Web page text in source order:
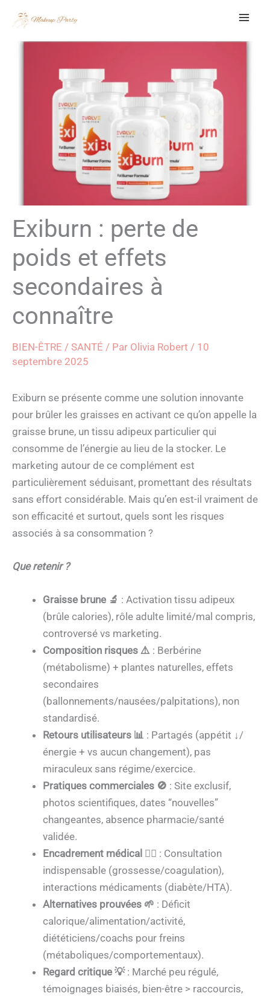
contenu
Exiburn : perte de
poids et effets
secondaires à
connaître
BIEN-ÊTRE / SANTÉ / Par Olivia Robert / 10
septembre 2025
Exiburn se présente comme une solution innovante
pour brûler les graisses en activant ce qu’on appelle la
graisse brune, un tissu adipeux particulier qui
consomme de l’énergie au lieu de la stocker. Le
marketing autour de ce complément est
particulièrement séduisant, promettant des résultats
sans effort considérable. Mais qu’en est-il vraiment de
son efficacité et surtout, quels sont les risques
associés à sa consommation ?
Que retenir ?
Graisse brune 🔬 : Activation tissu adipeux
(brûle calories), rôle adulte limité/mal compris,
controversé vs marketing.
Composition risques ⚠️ : Berbérine
(métabolisme) + plantes naturelles, effets
secondaires
(ballonnements/nausées/palpitations), non
standardisé.
Retours utilisateurs 📊 : Partagés (appétit ↓/
énergie + vs aucun changement), pas
miraculeux sans régime/exercice.
Pratiques commerciales 🚫 : Site exclusif,
photos scientifiques, dates “nouvelles”
changeantes, absence pharmacie/santé
validée.
Encadrement médical 👨‍⚕️ : Consultation
indispensable (grossesse/coagulation),
interactions médicaments (diabète/HTA).
Alternatives prouvées 🌱 : Déficit
calorique/alimentation/activité,
diététiciens/coachs pour freins
(métaboliques/comportementaux).
Regard critique 💡: Marché peu régulé,
témoignages biaisés, bien-être > raccourcis,